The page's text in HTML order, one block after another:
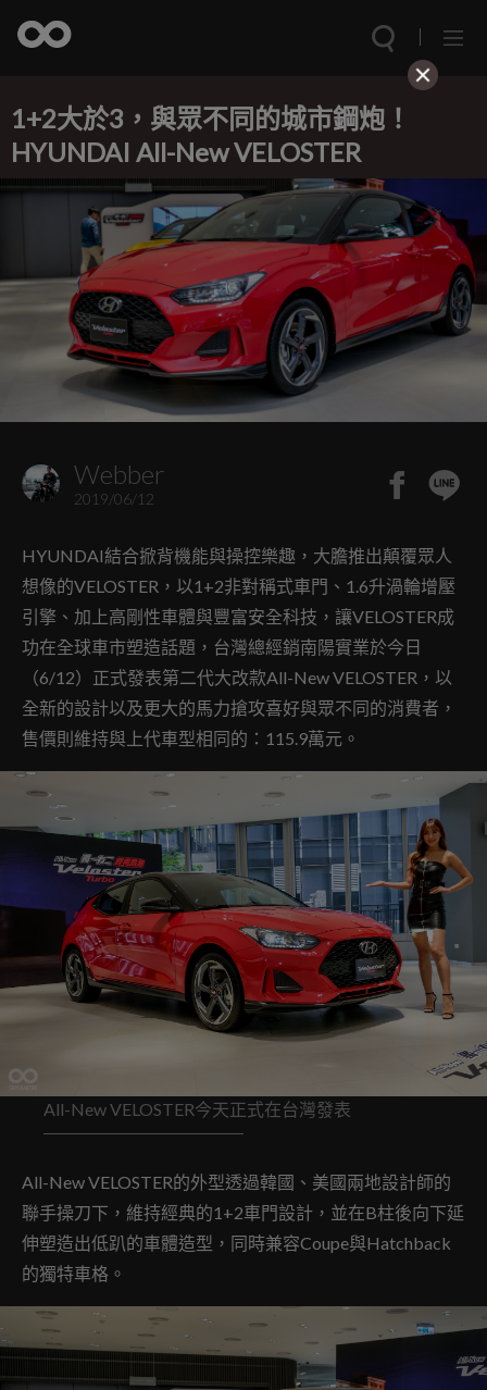
1+2大於3，與眾不同的城市鋼炮！
HYUNDAI All-New VELOSTER
Webber
2019/06/12
HYUNDAI結合掀背機能與操控樂趣，大膽推出顛覆眾人
想像的VELOSTER，以1+2非對稱式車門、1.6升渦輪增壓
引擎、加上高剛性車體與豐富安全科技，讓VELOSTER成
功在全球車市塑造話題，台灣總經銷南陽實業於今日
（6/12）正式發表第二代大改款All-New VELOSTER，以
全新的設計以及更大的馬力搶攻喜好與眾不同的消費者，
售價則維持與上代車型相同的：115.9萬元。
All-New VELOSTER今天正式在台灣發表
All-New VELOSTER的外型透過韓國、美國兩地設計師的
聯手操刀下，維持經典的1+2車門設計，並在B柱後向下延
伸塑造出低趴的車體造型，同時兼容Coupe與Hatchback
的獨特車格。